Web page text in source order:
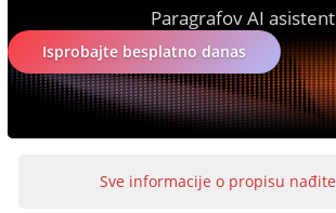
Paragrafov AI asistent
Isprobajte besplatno danas
Sve informacije o propisu nađite